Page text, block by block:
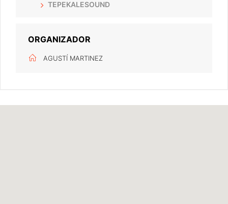
TEPEKALESOUND
ORGANIZADOR
AGUSTÍ MARTINEZ